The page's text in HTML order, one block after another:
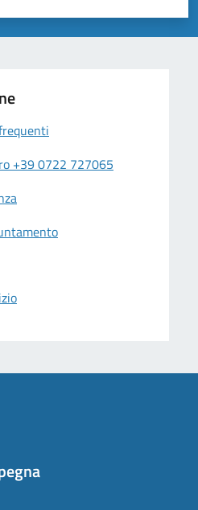
stelle su 5
su 5
5
+39 0722 727065